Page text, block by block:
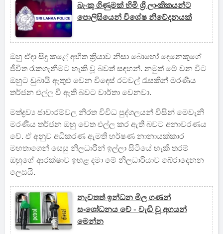
බැංකු ගිණුමක් හිමි ශ්‍රී ලාංකිකයන්ට
පොලිසියෙන් විශේෂ නිවේදනයක්
ඔහු ඒදා සිදු කළේ අභීත ක්‍රියාව නිසා බොහෝ දෙනෙකුගේ
ජීවිත රැකගැනීමට හැකි වූ බවත් සඳහන්. නමුත් මේ වන විට
ඔහුට ඩුබායි ඇතුළු වෙන විදෙස් රටවල් රැසකින් මරණීය
තර්ජන එල්ල වී ඇති බවට වාර්තා වෙනවා.
මත්ද්‍රව්‍ය ජාවාරම්වල නිරත විවිධ පුද්ගලයන් විසින් මෙවැනි
මරණීය තර්ජන ඔහු වෙත එල්ල කර ඇති බවට අනාවරණය
වේ. ඒ අනුව අධිකරණ ඇමති හර්ෂණ නානායක්කාර
මහතාගෙන් සෙසු නිලධාරීන් ඉල්ලා සිටියේ හැකි තරම්
ඔහුගේ ආරක්ෂාව ඉහළ දමා මේ නිලධාරියාව බේරාදෙනන
ලෙසයි.
නැවතත් ඉන්ධන මිල ගණන්
සංශෝධනය වේ - වැඩි වූ අගයන්
මෙන්න